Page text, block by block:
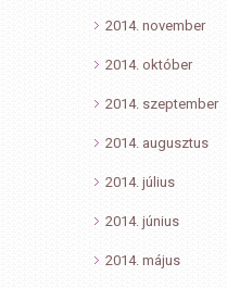
2014. november
2014. október
2014. szeptember
2014. augusztus
2014. július
2014. június
2014. május